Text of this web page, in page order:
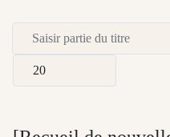
Saisir partie du titre
Afficher #